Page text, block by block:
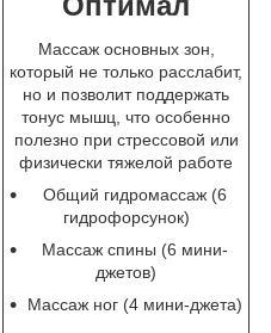
Массаж основных зон,
который не только расслабит,
но и позволит поддержать
тонус мышц, что особенно
полезно при стрессовой или
физически тяжелой работе
Общий гидромассаж (6
гидрофорсунок)
Массаж спины (6 мини-
джетов)
Массаж ног (4 мини-джета)